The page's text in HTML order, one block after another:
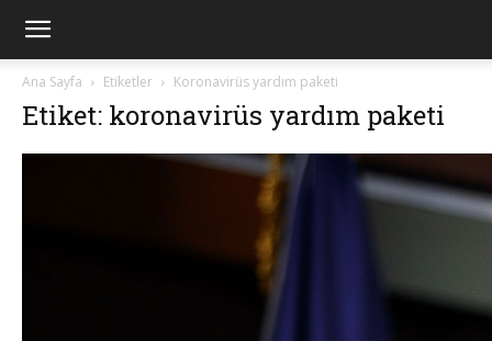
Ana Sayfa Etiketler Koronavirüs yardım paketi
Etiket: koronavirüs yardım paketi